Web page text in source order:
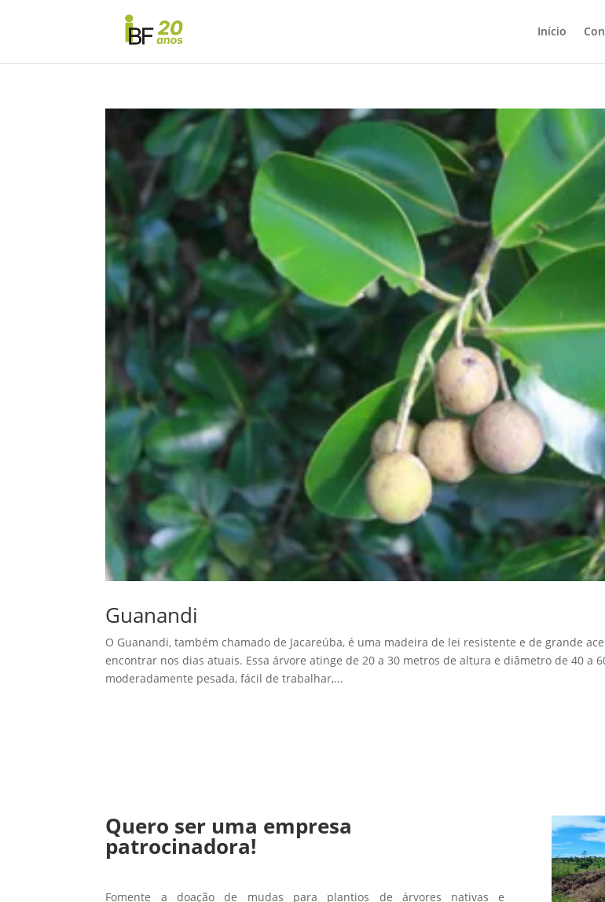
Início
Guanandi
O Guanandi, também chamado de Jacareúba, é uma madeira de lei resistente e de grande
encontrar nos dias atuais. Essa árvore atinge de 20 a 30 metros de altura e diâmetro de 40 a
moderadamente pesada, fácil de trabalhar,...
Quero ser uma empresa
patrocinadora!
Fomente a doação de mudas para plantios de árvores nativas e